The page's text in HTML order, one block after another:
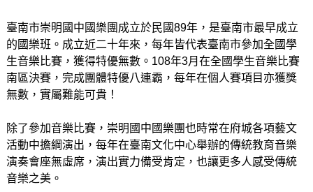
臺南市崇明國中國樂團成立於民國89年，是臺南市最早成立
的國樂班。成立近二十年來，每年皆代表臺南市參加全國學
生音樂比賽，獲得特優無數。108年3月在全國學生音樂比賽
南區決賽，完成團體特優八連霸，每年在個人賽項目亦獲獎
無數，實屬難能可貴！
除了參加音樂比賽，崇明國中國樂團也時常在府城各項藝文
活動中擔綱演出，每年在臺南文化中心舉辦的傳統教育音樂
演奏會座無虛席，演出實力備受肯定，也讓更多人感受傳統
音樂之美。